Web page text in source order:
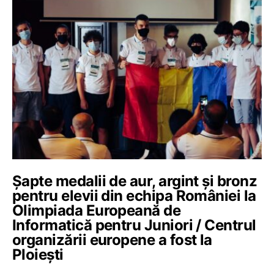
Șapte medalii de aur, argint și bronz
pentru elevii din echipa României la
Olimpiada Europeană de
Informatică pentru Juniori / Centrul
organizării europene a fost la
Ploiești